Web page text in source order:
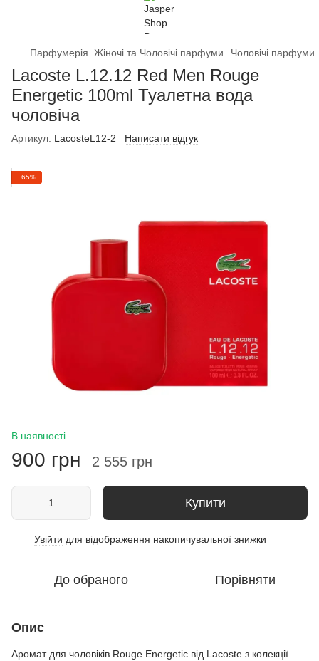
Парфумерія. Жіночі та Чоловічі парфуми Чоловічі парфуми
Lacoste L.12.12 Red Men Rouge
Energetic 100ml Туалетна вода
чоловіча
Артикул: LacosteL12-2 Написати відгук
−65%
В наявності
900 грн 2 555 грн
Купити
Увійти для відображення накопичувальної знижки
До обраного Порівняти
Опис
Аромат для чоловіків Rouge Energetic від Lacoste з колекції